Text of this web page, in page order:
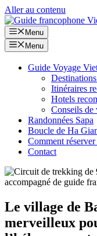
Aller au contenu
Menu
Menu
Guide Voyage
Itinéraires
Hotels
Conseils de
Randonnées Sapa
Boucle de Ha
Comment réserver
Contact
Le village de
merveilleux